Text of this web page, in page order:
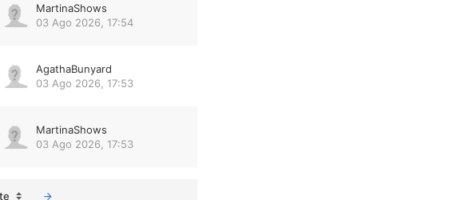
MartinaShows
03 Ago 2026, 17:54
AgathaBunyard
03 Ago 2026, 17:53
MartinaShows
03 Ago 2026, 17:53